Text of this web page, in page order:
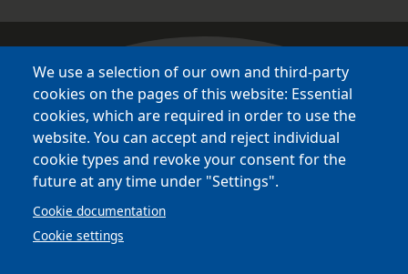
Bretagne Culture Diversité
des sites variés !
Sites
BCD
Bazhvalan
Bécédia
BED
PCI
We use a selection of our own and third-party
cookies on the pages of this website: Essential
cookies, which are required in order to use the
website. You can accept and reject individual
cookie types and revoke your consent for the
future at any time under "Settings".
Cookie documentation
Cookie settings